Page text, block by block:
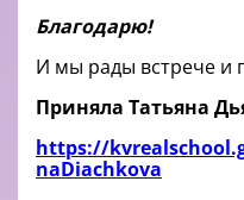
Благодарю!
И мы рады встрече и
Приняла Татьяна
https://
naDiachkova